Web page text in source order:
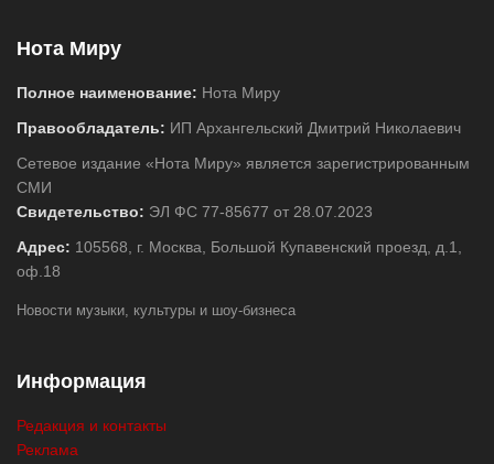
Нота Миру
Полное наименование: Нота Миру
Правообладатель: ИП Архангельский Дмитрий Николаевич
Сетевое издание «Нота Миру» является зарегистрированным
СМИ
Свидетельство: ЭЛ ФС 77-85677 от 28.07.2023
Адрес: 105568, г. Москва, Большой Купавенский проезд, д.1,
оф.18
Новости музыки, культуры и шоу-бизнеса
Информация
Редакция и контакты
Реклама